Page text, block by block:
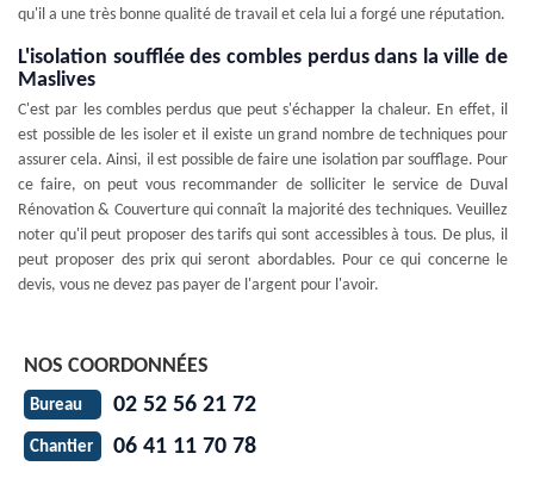
qu'il a une très bonne qualité de travail et cela lui a forgé une réputation.
L'isolation soufflée des combles perdus dans la ville de
Maslives
C'est par les combles perdus que peut s'échapper la chaleur. En effet, il
est possible de les isoler et il existe un grand nombre de techniques pour
assurer cela. Ainsi, il est possible de faire une isolation par soufflage. Pour
ce faire, on peut vous recommander de solliciter le service de Duval
Rénovation & Couverture qui connaît la majorité des techniques. Veuillez
noter qu'il peut proposer des tarifs qui sont accessibles à tous. De plus, il
peut proposer des prix qui seront abordables. Pour ce qui concerne le
devis, vous ne devez pas payer de l'argent pour l'avoir.
NOS COORDONNÉES
Bureau 02 52 56 21 72
Chantier 06 41 11 70 78